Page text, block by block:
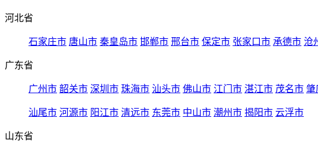
河北省
石家庄市 唐山市 秦皇岛市 邯郸市 邢台市 保定市 张家口市 承德市 沧
广东省
广州市 韶关市 深圳市 珠海市 汕头市 佛山市 江门市 湛江市 茂名市 肇
汕尾市 河源市 阳江市 清远市 东莞市 中山市 潮州市 揭阳市 云浮市
山东省